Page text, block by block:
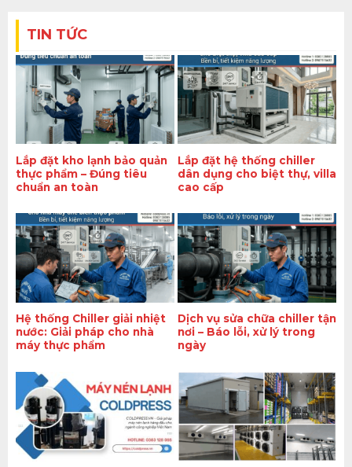
TIN TỨC
Lắp đặt kho lạnh bảo quản
thực phẩm – Đúng tiêu
chuẩn an toàn
Lắp đặt hệ thống chiller
dân dụng cho biệt thự, villa
cao cấp
Hệ thống Chiller giải nhiệt
nước: Giải pháp cho nhà
máy thực phẩm
Dịch vụ sửa chữa chiller tận
nơi – Báo lỗi, xử lý trong
ngày